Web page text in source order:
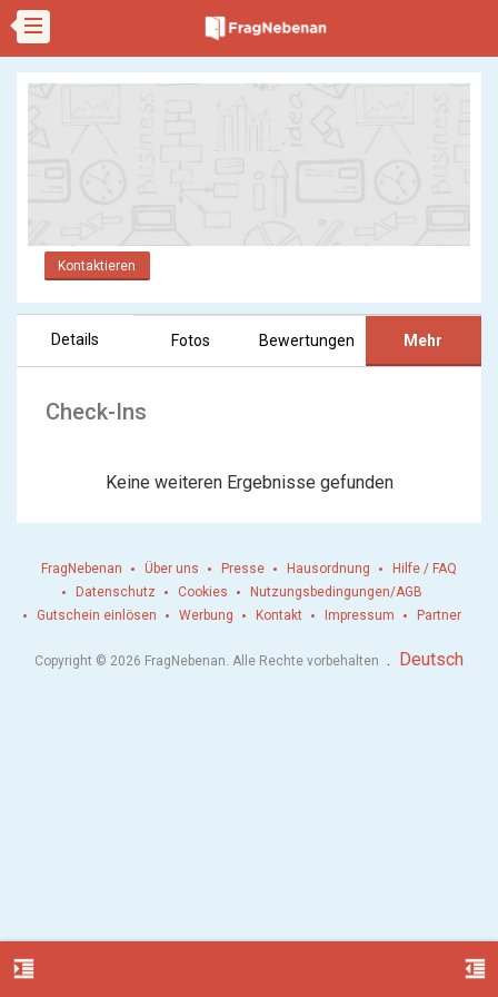
Kontaktieren
Details Fotos Bewertungen Mehr
Check-Ins
Keine weiteren Ergebnisse gefunden
format_indent_increase format_indent_decrease
FragNebenan Über uns Presse Hausordnung
Hilfe / FAQ
Datenschutz
Cookies
Nutzungsbedingungen/AGB
Gutschein einlösen
Werbung Kontakt Impressum Partner
Copyright © 2026 FragNebenan. Alle Rechte vorbehalten . Deutsch